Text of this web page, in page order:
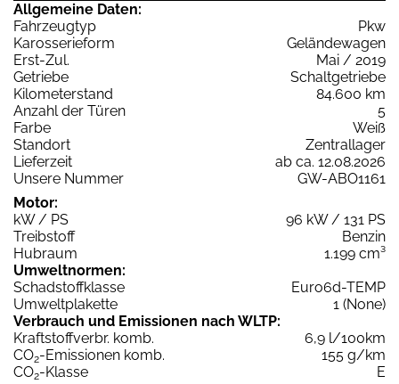
Allgemeine Daten:
Fahrzeugtyp
Pkw
Karosserieform
Geländewagen
Erst-Zul.
Mai / 2019
Getriebe
Schaltgetriebe
Kilometerstand
84.600 km
Anzahl der Türen
5
Farbe
Weiß
Standort
Zentrallager
Lieferzeit
ab ca. 12.08.2026
Unsere Nummer
GW-ABO1161
Motor:
kW / PS
96 kW / 131 PS
Treibstoff
Benzin
Hubraum
1.199 cm³
Umweltnormen:
Schadstoffklasse
Euro6d-TEMP
Umweltplakette
1 (None)
Verbrauch und Emissionen nach WLTP:
Kraftstoffverbr. komb.
6,9 l/100km
CO2-Emissionen komb.
155 g/km
CO2-Klasse
E